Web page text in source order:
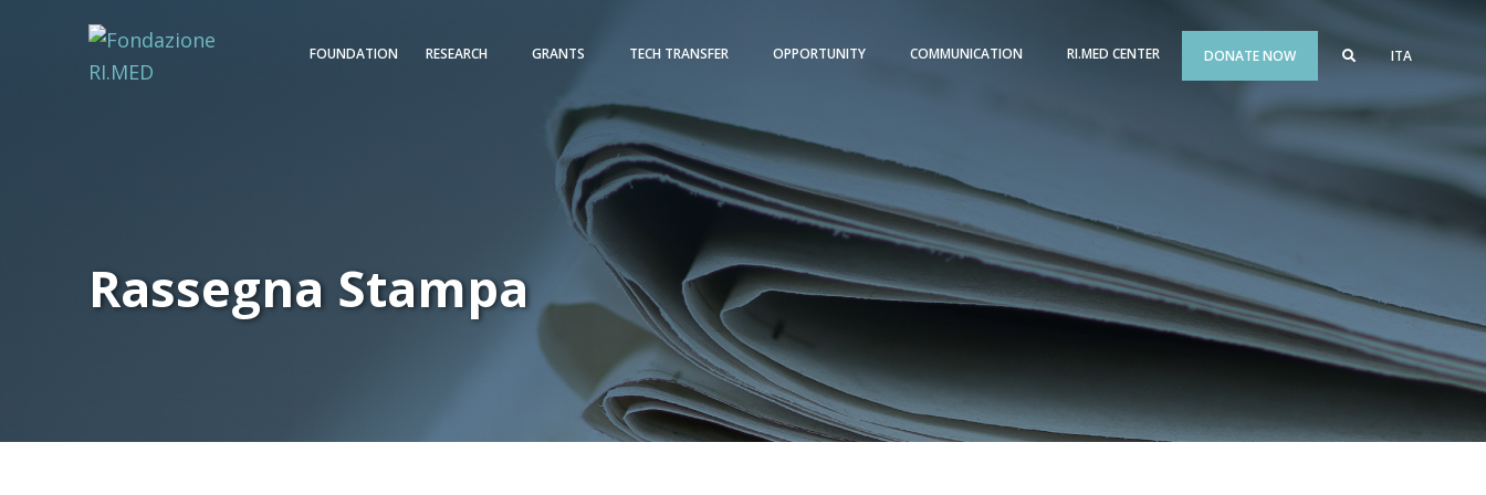
FOUNDATION RESEARCH GRANTS TECH TRANSFER OPPORTUNITY COMMUNICATION RI.MED CENTER DONATE NOW ITA
Rassegna Stampa